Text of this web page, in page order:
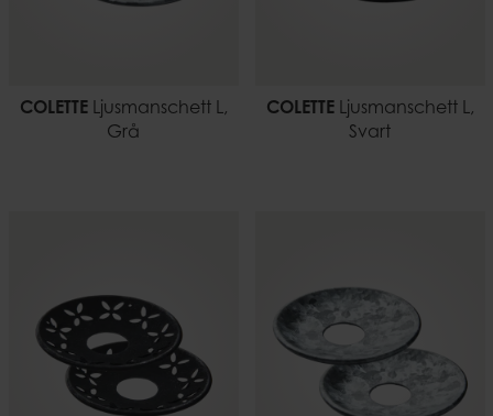
COLETTELjusmanschett L,
Grå
COLETTELjusmanschett L,
Svart